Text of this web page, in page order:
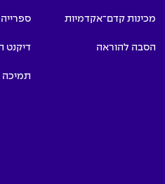
מכינות קדם־אקדמיות
הסבה להוראה
ספרייה
דיקנט
תמיכה